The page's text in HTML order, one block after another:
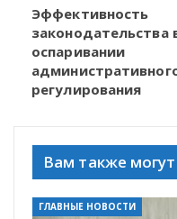
Эффективность
законодательства
оспаривании
регулирования
Вам также
ГЛАВНЫЕ НОВОСТИ